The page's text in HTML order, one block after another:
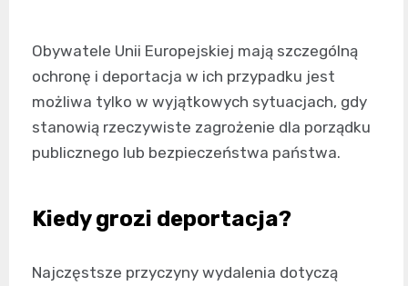
Obywatele Unii Europejskiej mają szczególną
ochronę i deportacja w ich przypadku jest
możliwa tylko w wyjątkowych sytuacjach, gdy
stanowią rzeczywiste zagrożenie dla porządku
publicznego lub bezpieczeństwa państwa.
Kiedy grozi deportacja?
Najczęstsze przyczyny wydalenia dotyczą